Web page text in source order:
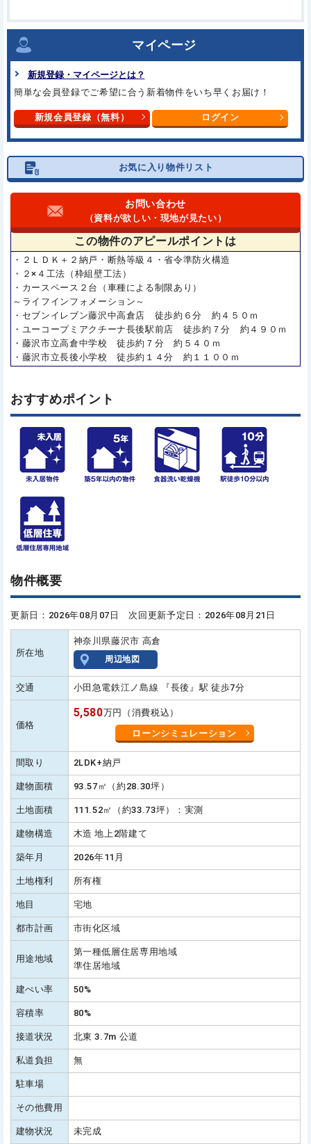
マイページ
新規登録・マイページとは？
簡単な会員登録でご希望に合う 新着物件をいち早くお届け！
新規会員登録（無料） ログイン
お気に入り物件リスト
お問い合わせ
（資料が欲しい・現地が見たい）
この物件のアピールポイントは
・２ＬＤＫ＋２納戸・断熱等級４・省令準防火構造
・２×４工法（枠組壁工法）
・カースペース２台（車種による制限あり）
～ライフインフォメーション～
・セブンイレブン藤沢中高倉店 徒歩約６分 約４５０ｍ
・ユーコープミアクチーナ長後駅前店 徒歩約７分 約４９０ｍ
・藤沢市立高倉中学校 徒歩約７分 約５４０ｍ
・藤沢市立長後小学校 徒歩約１４分 約１１００ｍ
おすすめポイント
物件概要
更新日：2026年08月07日 次回更新予定日：2026年08月21日
所在地
神奈川県藤沢市 高倉
周辺地図
交通 小田急電鉄江ノ島線 『長後』駅 徒歩7分
価格
5,580万円（消費税込）
ローンシミュレーション
間取り 2LDK+納戸
建物面積 93.57㎡（約28.30坪）
土地面積 111.52㎡（約33.73坪）：実測
建物構造 木造 地上2階建て
築年月 2026年11月
土地権利 所有権
地目 宅地
都市計画 市街化区域
用途地域
第一種低層住居専用地域
準住居地域
建ぺい率 50%
容積率 80%
接道状況 北東 3.7m 公道
私道負担 無
駐車場
その他費用
建物状況 未完成